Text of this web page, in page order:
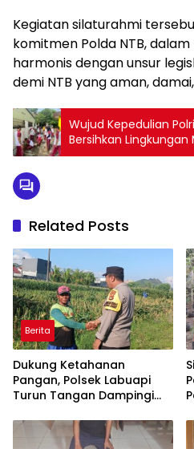
Kegiatan silaturahmi
komitmen Polda NTB,
harmonis dengan unsur
demi NTB yang aman,
Wujud Kepedulian
Bersihkan Lingkungan
Related Posts
Berita
Dukung Ketahanan
Pangan, Polsek Labuapi
Turun Tangan Dampingi
Bongkot